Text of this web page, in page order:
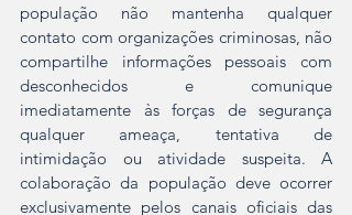
população não mantenha qualquer
contato com organizações criminosas, não
compartilhe informações pessoais com
desconhecidos e comunique
imediatamente às forças de segurança
qualquer ameaça, tentativa de
intimidação ou atividade suspeita. A
colaboração da população deve ocorrer
exclusivamente pelos canais oficiais das